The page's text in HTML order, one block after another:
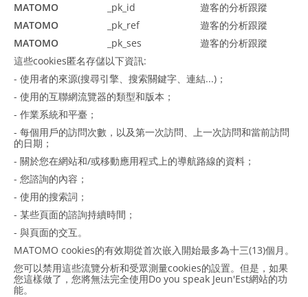
MATOMO
_pk_id
遊客的分析跟蹤
MATOMO
_pk_ref
遊客的分析跟蹤
MATOMO
_pk_ses
遊客的分析跟蹤
這些cookies匿名存儲以下資訊:
- 使用者的來源(搜尋引擎、搜索關鍵字、連結...)；
- 使用的互聯網流覽器的類型和版本；
- 作業系統和平臺；
- 每個用戶的訪問次數，以及第一次訪問、上一次訪問和當前訪問
的日期；
- 關於您在網站和/或移動應用程式上的導航路線的資料；
- 您諮詢的內容；
- 使用的搜索詞；
- 某些頁面的諮詢持續時間；
- 與頁面的交互。
MATOMO cookies的有效期從首次嵌入開始最多為十三(13)個月。
您可以禁用這些流覽分析和受眾測量cookies的設置。但是，如果
您這樣做了，您將無法完全使用Do you speak Jeun'Est網站的功
能。